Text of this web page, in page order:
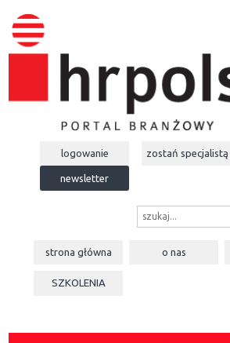
logowanie zostań specjalistą
newsletter
strona główna o nas
SZKOLENIA